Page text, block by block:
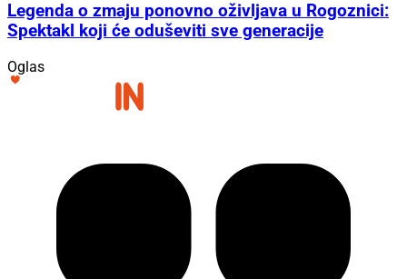
Legenda o zmaju ponovno oživljava u Rogoznici:
Spektakl koji će oduševiti sve generacije
Oglas